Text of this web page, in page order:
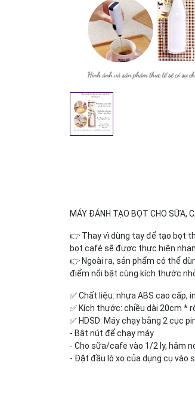
MÁY ĐÁNH TẠO BỌT CHO SỮA,
👉 Thay vì dùng tay để tạo bọt
bọt café sẽ được thực hiện
👉 Ngoài ra, sản phẩm có thể
điểm nổi bật cùng kích thước
✅ Chất liệu: nhựa ABS cao cấp,
✅ Kích thước: chiều dài 20cm *
✅ HDSD: Máy chạy bằng 2 cục
- Bật nút để chạy máy
- Cho sữa/cafe vào 1/2 ly, hâm
- Đặt đầu lò xo của dụng cụ vào